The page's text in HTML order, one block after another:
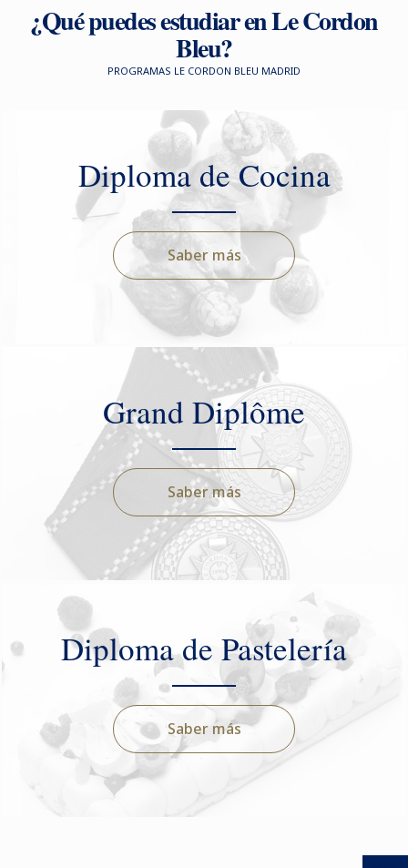
¿Qué puedes estudiar en Le Cordon
Bleu?
PROGRAMAS LE CORDON BLEU MADRID
Diploma de Cocina
Saber más
Grand Diplôme
Saber más
Diploma de Pastelería
Saber más